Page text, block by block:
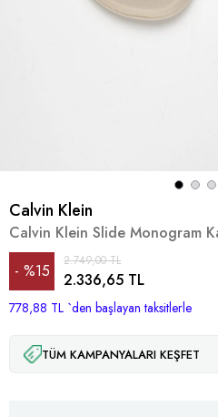
Calvin Klein
Calvin Klein Slide Monogram
%15
İndirim
2.749,00 TL
2.336,65 TL
778,88 TL `den başlayan taksitlerle
TÜM KAMPANYALARI KEŞFET